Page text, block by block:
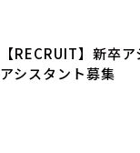
【RECRUIT】新卒
アシスタント募集